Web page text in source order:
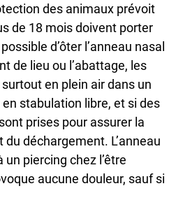
des animaux prévoit
de 18 mois doivent porter
d’ôter l’anneau nasal
de lieu ou l’abattage, les
en plein air dans un
stabulation libre, et si des
prises pour assurer la
déchargement. L’anneau
piercing chez l’être
aucune douleur, sauf si